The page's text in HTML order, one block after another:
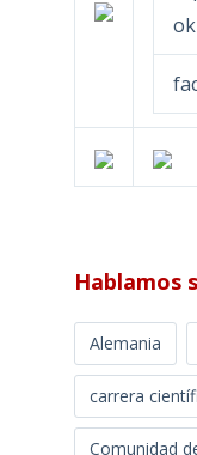
Hablamos
Alemania
carrera
Comunidad